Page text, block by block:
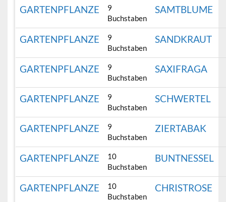
GARTENPFLANZE
9
Buchstaben
SAMTBLUME
GARTENPFLANZE
9
Buchstaben
SANDKRAUT
GARTENPFLANZE
9
Buchstaben
SAXIFRAGA
GARTENPFLANZE
9
Buchstaben
SCHWERTEL
GARTENPFLANZE
9
Buchstaben
ZIERTABAK
GARTENPFLANZE
10
Buchstaben
BUNTNESSEL
GARTENPFLANZE
10
Buchstaben
CHRISTROSE